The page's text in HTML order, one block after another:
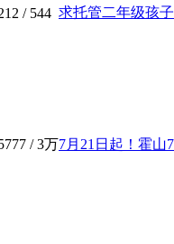
/ 544 求托管二年级孩
/3万7月21日起！霍山